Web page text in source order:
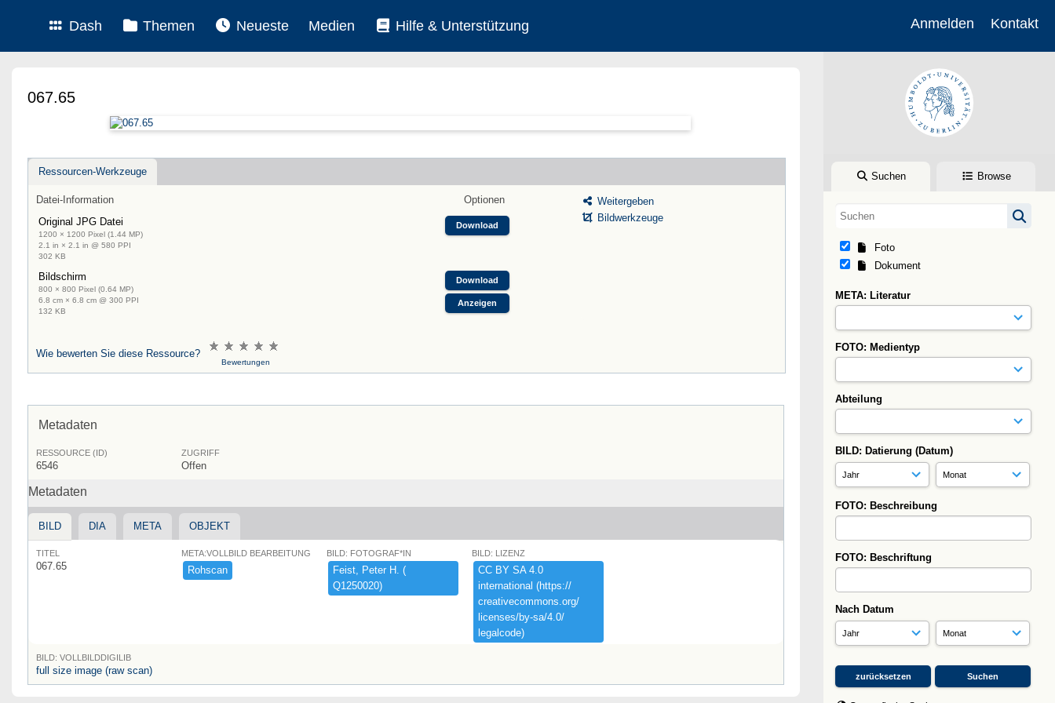
Dash Themen Neueste Medien Hilfe & Unterstützung Anmelden Kontakt
Suchen Browse
Foto
Dokument
META: Literatur
FOTO: Medientyp
Abteilung
BILD: Datierung (Datum)
FOTO: Beschreibung
FOTO: Beschriftung
Nach Datum
067.65
Ressourcen-Werkzeuge
Datei-Information
Optionen
Original JPG Datei
1200 × 1200 Pixel (1.44 MP)
2.1 in × 2.1 in @ 580 PPI
302 KB
Download
Bildschirm
800 × 800 Pixel (0.64 MP)
6.8 cm × 6.8 cm @ 300 PPI
132 KB
Download
Anzeigen
Weitergeben
Bildwerkzeuge
Wie bewerten Sie diese Ressource?
Bewertungen
Metadaten
RESSOURCE (ID)
6546
ZUGRIFF
Offen
Metadaten
BILD DIA META OBJEKT
TITEL
067.65
META:VOLLBILD BEARBEITUNG
Rohscan
BILD: FOTOGRAF*IN
Feist,​ ​Peter ​H.​ ​(​
Q1250020)​
BILD: LIZENZ
CC ​BY ​SA ​4.​0 ​
international ​(​https:​/​/​
creativecommons.​org/​
licenses/​by-​sa/​4.​0/​
legalcode)​
BILD: VOLLBILDDIGILIB
full size image (raw scan)